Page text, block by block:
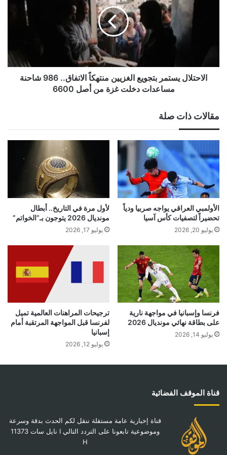
مساعدات
دخلت
6600
الاحتلال يستمر بتجويع الغزيين منتهكاً الاتفاق.. 986 شاحنة
مساعدات دخلت غزة من أصل 6600
مقالات ذات صلة
الأولمبي العراقي يواجه صربيا ودياً
تحضيراً لتصفيات كأس آسيا
يوليو 20, 2026
لأول مرة في التاريخ.. أبطال
مونديال 2026 يتوجون بـ”الخواتم”
يوليو 17, 2026
فرنسا وإسبانيا في مواجهة نارية
على بطاقة نهائي مونديال 2026
يوليو 14, 2026
ترجيحات المراهنات العالمية تميل
لفرنسا قبل المواجهة المرتقبة أمام
إسبانيا
يوليو 12, 2026
قناة الموقف الفضائية
قناة إخبارية عامة مستقلة ننقل لكم الحدث بدقة وسرعة
وموضوعية تابعونا على التردد التالي I نايل سات 11373
H